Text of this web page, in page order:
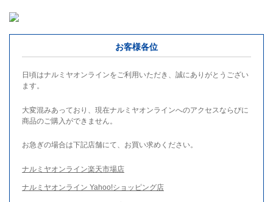
お客様各位
日頃はナルミヤオンラインをご利用いただき、誠にありがとうござい
ます。
大変混みあっており、現在ナルミヤオンラインへのアクセスならびに
商品のご購入ができません。
お急ぎの場合は下記店舗にて、お買い求めください。
ナルミヤオンライン楽天市場店
ナルミヤオンライン Yahoo!ショッピング店